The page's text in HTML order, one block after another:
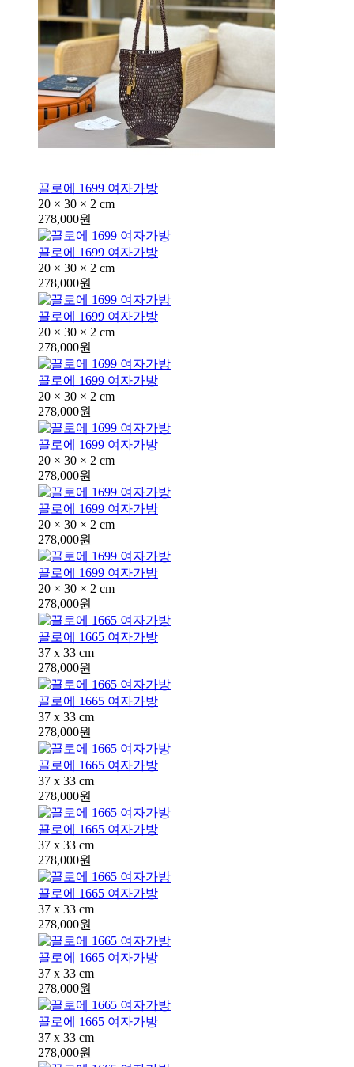
끌로에 1699 여자가방
20 × 30 × 2 cm
278,000원
끌로에 1699 여자가방
20 × 30 × 2 cm
278,000원
끌로에 1699 여자가방
20 × 30 × 2 cm
278,000원
끌로에 1699 여자가방
20 × 30 × 2 cm
278,000원
끌로에 1699 여자가방
20 × 30 × 2 cm
278,000원
끌로에 1699 여자가방
20 × 30 × 2 cm
278,000원
끌로에 1699 여자가방
20 × 30 × 2 cm
278,000원
끌로에 1665 여자가방
37 x 33 cm
278,000원
끌로에 1665 여자가방
37 x 33 cm
278,000원
끌로에 1665 여자가방
37 x 33 cm
278,000원
끌로에 1665 여자가방
37 x 33 cm
278,000원
끌로에 1665 여자가방
37 x 33 cm
278,000원
끌로에 1665 여자가방
37 x 33 cm
278,000원
끌로에 1665 여자가방
37 x 33 cm
278,000원